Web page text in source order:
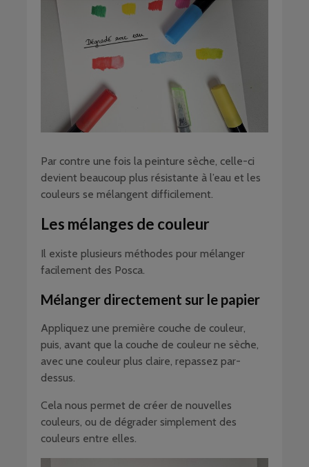
Par contre une fois la peinture sèche, celle-ci
devient beaucoup plus résistante à l’eau et les
couleurs se mélangent difficilement.
Les mélanges de couleur
Il existe plusieurs méthodes pour mélanger
facilement des Posca.
Mélanger directement sur le papier
Appliquez une première couche de couleur,
puis, avant que la couche de couleur ne sèche,
avec une couleur plus claire, repassez par-
dessus.
Cela nous permet de créer de nouvelles
couleurs, ou de dégrader simplement des
couleurs entre elles.